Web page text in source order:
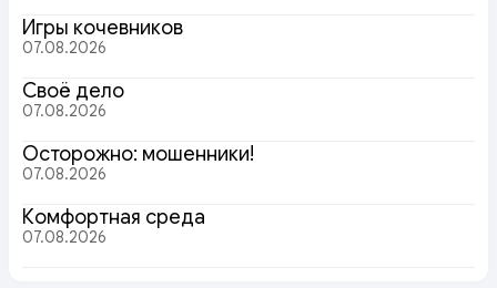
Игры кочевников
07.08.2026
Своё дело
07.08.2026
Осторожно: мошенники!
07.08.2026
Комфортная среда
07.08.2026